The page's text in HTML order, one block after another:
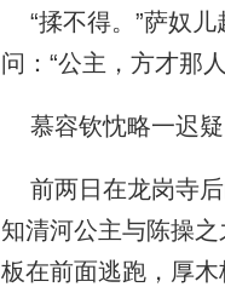
“揉不得。”萨奴儿
问：“公主，方才那
慕容钦忱略一迟疑
前两日在龙岗寺后
知清河公主与陈操
板在前面逃跑，厚木